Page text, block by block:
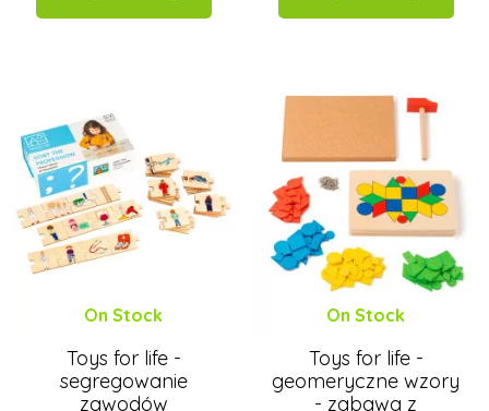
On Stock
Toys for life -
segregowanie
zawodów
On Stock
Toys for life -
geomeryczne wzory
- zabawa z